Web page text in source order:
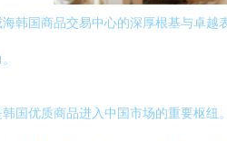
韩国商品交易中心的深厚根基与卓
国优质商品进入中国市场的重要枢